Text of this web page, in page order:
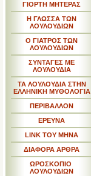
ΓΙΟΡΤΗ ΜΗΤΕΡΑΣ
Η ΓΛΩΣΣΑ ΤΩΝ
ΛΟΥΛΟΥΔΙΩΝ
Ο ΓΙΑΤΡΟΣ ΤΩΝ
ΛΟΥΛΟΥΔΙΩΝ
ΣΥΝΤΑΓΕΣ ΜΕ
ΛΟΥΛΟΥΔΙΑ
ΤΑ ΛΟΥΛΟΥΔΙΑ ΣΤΗΝ
ΕΛΛΗΝΙΚΗ ΜΥΘΟΛΟΓΙΑ
ΠΕΡΙΒΑΛΛΟΝ
ΕΡΕΥΝΑ
LINK TOY MHNA
ΔΙΑΦΟΡΑ ΑΡΘΡΑ
ΩΡΟΣΚΟΠΙΟ
ΛΟΥΛΟΥΔΙΩΝ